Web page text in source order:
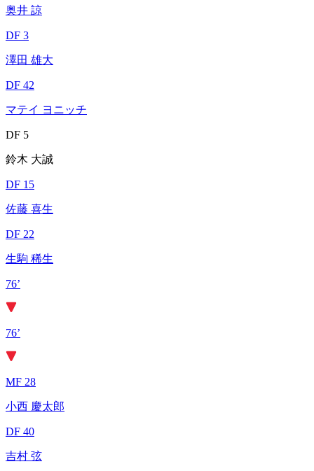
奥井 諒
DF 3
澤田 雄大
DF 42
マテイ ヨニッチ
DF 5
鈴木 大誠
DF 15
佐藤 喜生
DF 22
生駒 稀生
76’
76’
MF 28
小西 慶太郎
DF 40
吉村 弦